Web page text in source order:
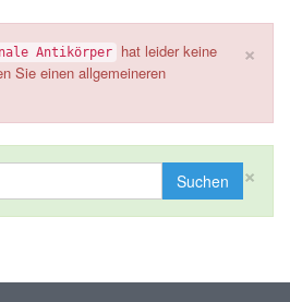
×
Antikörper
hat leider keine
Sie einen allgemeineren
×
Suchen